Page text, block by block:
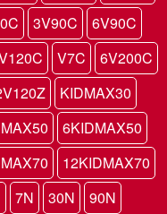
3V90C
6V90C
V7C
6V200C
KIDMAX30
6KIDMAX50
12KIDMAX70
7N 30N
90N